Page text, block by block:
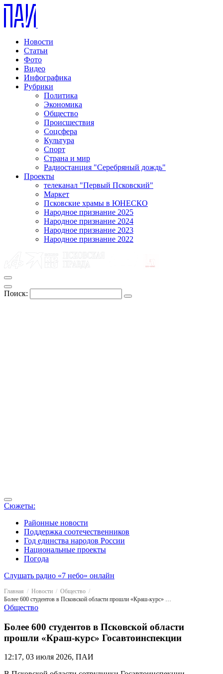
Новости
Статьи
Фото
Видео
Инфографика
Рубрики
Политика
Экономика
Общество
Происшествия
Соцсфера
Культура
Спорт
Страна и мир
Радиостанция "Серебряный дождь"
Проекты
телеканал "Первый Псковский"
Маркет
Псковские храмы в ЮНЕСКО
Народное признание 2025
Народное признание 2024
Народное признание 2023
Народное признание 2022
Поиск:
Сюжеты:
Районные новости
Поддержка соотечественников
Год единства народов России
Национальные проекты
Погода
Слушать радио «7 небо» онлайн
Главная Новости
Общество
Более 600 студентов в Псковской области прошли «Краш-курс» Госавтоинспекции
Общество
Более 600 студентов в Псковской области
прошли «Краш-курс» Госавтоинспекции
12:17, 03 июля 2026, ПАИ